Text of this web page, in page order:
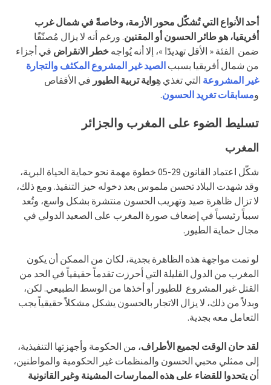
أحد الأنواع التي تُشكّل محور الأزمة، وخاصةً في شمال غرب
أفريقيا، هو طائر الحسون أو المقنين. ورغم أنه لا يزال مُصنّفًا
ضمن الفئة « الأقل تهديدًا »، إلا أنه يُواجه خطر الانقراض في أجزاء
من شمال أفريقيا بسبب الصيد غير المشروع المكثف والتجارة
غير المشروعة التي تغذي هِواية تربية الطيور في الأقفاص
ومسابقات تغريد الحسون.
تسليط الضوء على المغرب والجزائر
المغرب
شكّل اعتماد القانون 29-05 خطوة مهمة نحو حماية الحياة البرية،
وقد شهدت البلاد تحسن ملموس بعد دخوله حيز التنفيذ. ومع ذلك،
لا تزال ظاهرة صيد وتهريب الحسون منتشرة بشكل واسع، وتُعد
سبباً رئيسياً في إضعاف صورة المغرب على الصعيد الدولي في
مجال حماية الطيور.
لو تمت مواجهة هذه الظاهرة بجدية، لكان من الممكن أن يكون
المغرب من الدول القليلة التي أحرزت تقدماً حقيقياً في الحد من
القتل غير المشروع للطيور أو أخذها من الوسط الطبيعي. لكن،
وبدلاً من ذلك، لا يزال الاتجار بالحسون يشكل مشكلاً حقيقياً يجب
التعامل معه بجدية.
لقد حان الوقت لجميع الأطراف، من الحكومة وأجهزتها التنفيذية،
إلى ممثلي محبي الحسون والمنظمات غير الحكومية والمواطنين،
أن يتحدوا للقضاء على هذه الممارسات المشينة وغير القانونية